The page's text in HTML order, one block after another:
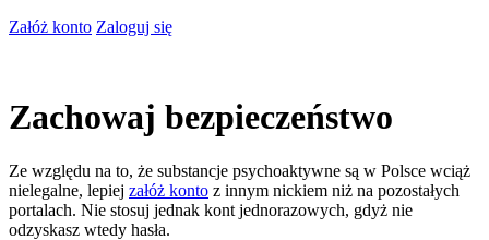
Załóż konto Zaloguj się
Zachowaj bezpieczeństwo
Ze względu na to, że substancje psychoaktywne są w Polsce wciąż
nielegalne, lepiej załóż konto z innym nickiem niż na pozostałych
portalach. Nie stosuj jednak kont jednorazowych, gdyż nie
odzyskasz wtedy hasła.